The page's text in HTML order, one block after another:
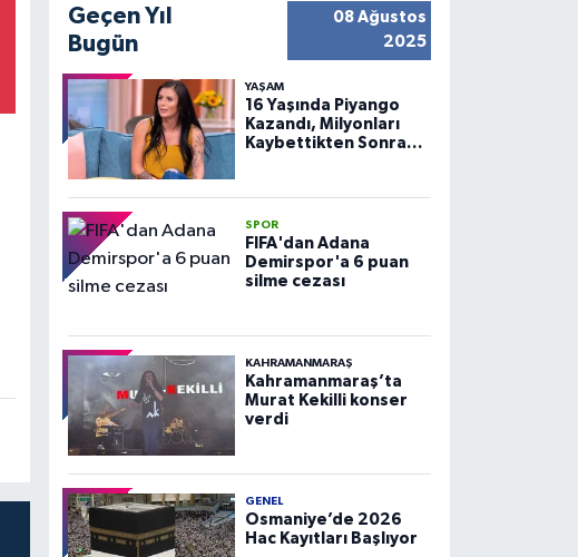
Geçen Yıl
Bugün
08 Ağustos
2025
YAŞAM
16 Yaşında Piyango
Kazandı, Milyonları
Kaybettikten Sonra
SPOR
FIFA'dan Adana
Demirspor'a 6 puan
silme cezası
KAHRAMANMARAŞ
Kahramanmaraş’ta
Murat Kekilli konser
verdi
GENEL
Osmaniye’de 2026
Hac Kayıtları Başlıyor